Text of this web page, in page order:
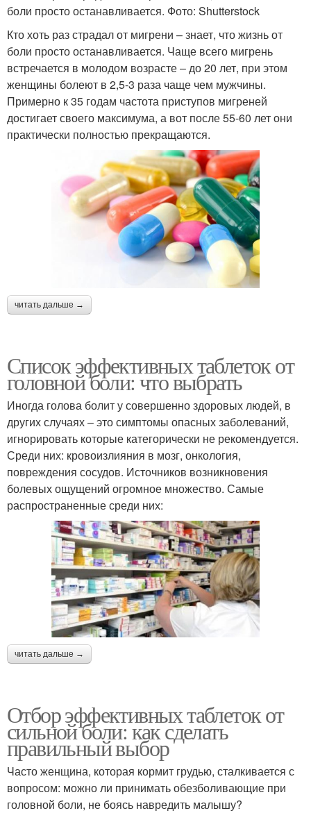
боли просто останавливается. Фото: Shutterstock
Кто хоть раз страдал от мигрени – знает, что жизнь от
боли просто останавливается. Чаще всего мигрень
встречается в молодом возрасте – до 20 лет, при этом
женщины болеют в 2,5-3 раза чаще чем мужчины.
Примерно к 35 годам частота приступов мигреней
достигает своего максимума, а вот после 55-60 лет они
практически полностью прекращаются.
читать дальше →
Список эффективных таблеток от
головной боли: что выбрать
Иногда голова болит у совершенно здоровых людей, в
других случаях – это симптомы опасных заболеваний,
игнорировать которые категорически не рекомендуется.
Среди них: кровоизлияния в мозг, онкология,
повреждения сосудов. Источников возникновения
болевых ощущений огромное множество. Самые
распространенные среди них:
читать дальше →
Отбор эффективных таблеток от
сильной боли: как сделать
правильный выбор
Часто женщина, которая кормит грудью, сталкивается с
вопросом: можно ли принимать обезболивающие при
головной боли, не боясь навредить малышу?